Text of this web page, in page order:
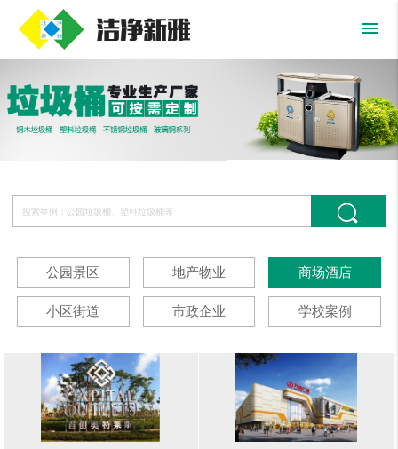
menu
公园景区 地产物业 商场酒店
小区街道 市政企业 学校案例